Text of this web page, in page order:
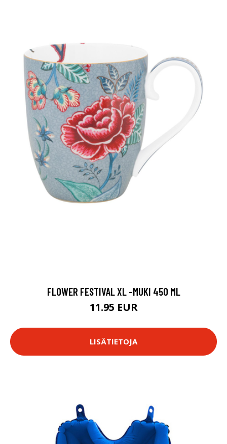
FLOWER FESTIVAL XL -MUKI 450 ML
11.95 EUR
LISÄTIETOJA